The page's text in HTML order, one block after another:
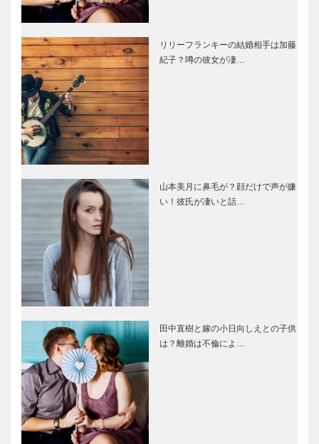
リリーフランキーの結婚相手は加藤
紀子？噂の彼女が凄…
山本美月に鼻毛が？顔だけで声が嫌
い！彼氏が凄いと話…
田中直樹と嫁の小日向しえとの子供
は？離婚は不倫によ…